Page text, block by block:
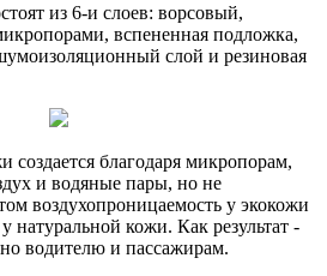
из 6-и слоев: ворсовый,
вспененная подложка,
слой и резиновая
благодаря микропорам,
и водяные пары, но не
воздухопроницаемость у экокожи
натуральной кожи. Как результат -
водителю и пассажирам.